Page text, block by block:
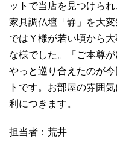
ットで当店を見つけら
家具調仏壇「静」を大
ではＹ様が若い頃から
な様でした。「ご本尊
やっと巡り合えたのが
トです。お部屋の雰囲
利につきます。
担当者：荒井